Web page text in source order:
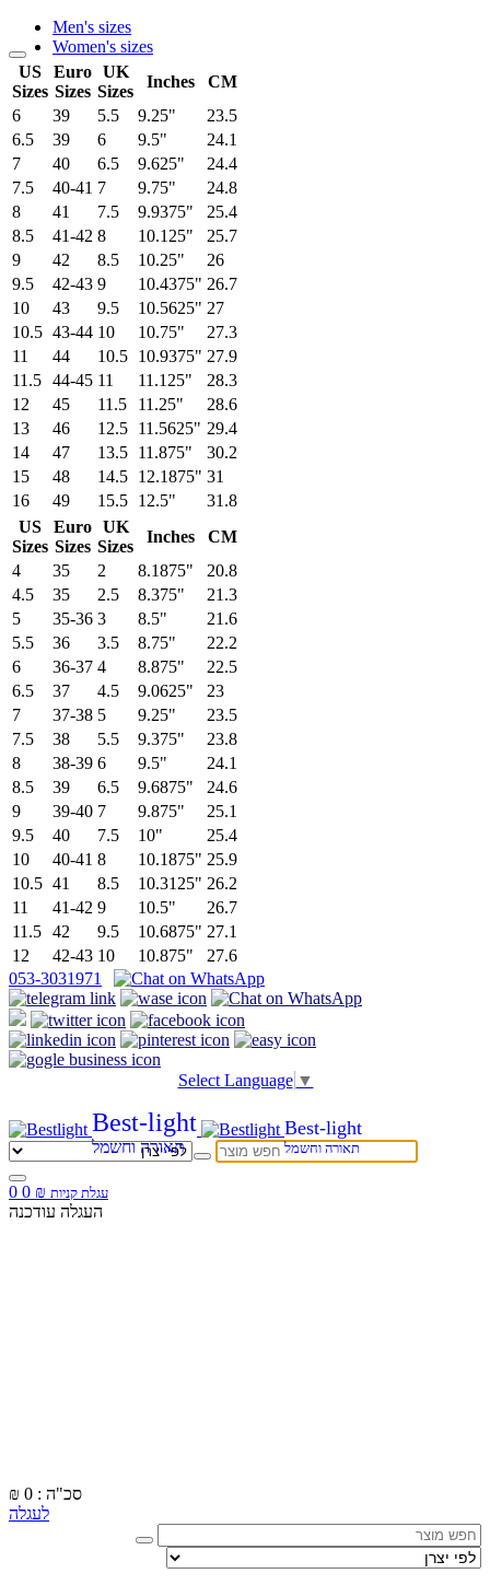
Men's sizes
Women's sizes
US
Sizes
Euro
Sizes
UK
Sizes
Inches
CM
6
39 5.5 9.25"
23.5
6.5
39 6 9.5"
24.1
7
40 6.5 9.625"
24.4
7.5
40-41 7 9.75"
24.8
8
41 7.5 9.9375"
25.4
8.5
41-42 8 10.125"
25.7
9
42 8.5 10.25"
26
9.5
42-43 9 10.4375" 26.7
10
43 9.5 10.5625" 27
10.5 43-44 10 10.75"
27.3
11
44 10.5 10.9375" 27.9
11.5 44-45 11 11.125"
28.3
12
45 11.5 11.25"
28.6
13
46 12.5 11.5625" 29.4
14
47 13.5 11.875"
30.2
15
48 14.5 12.1875" 31
16
49 15.5 12.5"
31.8
US
Sizes
Euro
Sizes
UK
Sizes
Inches
CM
4
35 2 8.1875"
20.8
4.5
35 2.5 8.375"
21.3
5
35-36 3 8.5"
21.6
5.5
36 3.5 8.75"
22.2
6
36-37 4 8.875"
22.5
6.5
37 4.5 9.0625"
23
7
37-38 5 9.25"
23.5
7.5
38 5.5 9.375"
23.8
8
38-39 6 9.5"
24.1
8.5
39 6.5 9.6875"
24.6
9
39-40 7 9.875"
25.1
9.5
40 7.5 10"
25.4
10
40-41 8 10.1875" 25.9
10.5 41 8.5 10.3125" 26.2
11
41-42 9 10.5"
26.7
11.5 42 9.5 10.6875" 27.1
12
42-43 10 10.875"
27.6
053-3031971
Select Language ▼
Best-light
תאורה וחשמל
Best-light
תאורה וחשמל
0 עגלת קניות ₪
0
העגלה עודכנה
₪
סכ"ה : 0
לעגלה